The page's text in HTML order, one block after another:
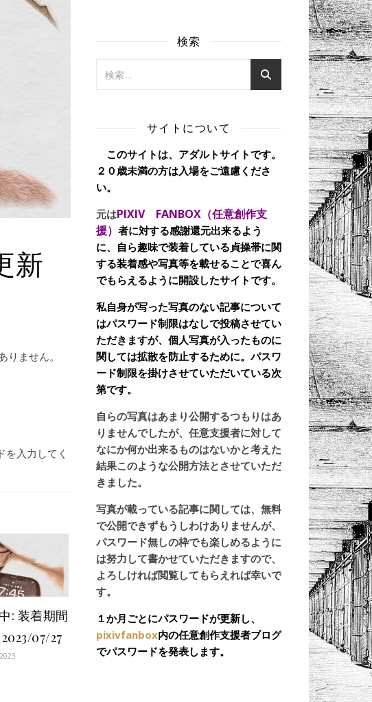
新
ません。
を入力してく
: 装着期間
07/27
検索
サイトについて
このサイトは、アダルトサイトです。
２０歳未満の方は入場をご遠慮くださ
い。
元はPIXIV FANBOX（任意創作支
援） 者に対する感謝還元出来るよう
に、自ら趣味で装着している貞操帯に関
する装着感や写真等を載せることで喜ん
でもらえるように開設したサイトです。
私自身が写った写真のない記事について
はパスワード制限はなしで投稿させてい
ただきますが、個人写真が入ったものに
関しては拡散を防止するために。パスワ
ード制限を掛けさせていただいている次
第です。
自らの写真はあまり公開するつもりはあ
りませんでしたが、任意支援者に対して
なにか何か出来るものはないかと考えた
結果このような公開方法とさせていただ
きました。
写真が載っている記事に関しては、無料
で公開できずもうしわけありませんが、
パスワード無しの枠でも楽しめるように
は努力して書かせていただきますので、
よろしければ閲覧してもらえれば幸いで
す。
１か月ごとにパスワードが更新し、
pixivfanbox内の任意創作支援者ブログ
でパスワードを発表します。